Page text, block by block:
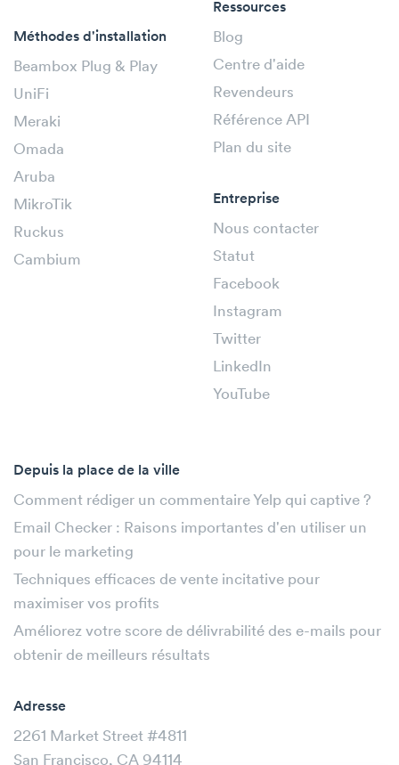
Méthodes d'installation
Beambox Plug & Play
UniFi
Meraki
Omada
Aruba
MikroTik
Ruckus
Cambium
Ressources
Blog
Centre d'aide
Revendeurs
Référence API
Plan du site
Entreprise
Nous contacter
Statut
Facebook
Instagram
Twitter
LinkedIn
YouTube
Depuis la place de la ville
Comment rédiger un commentaire Yelp qui captive ?
Email Checker : Raisons importantes d'en utiliser un
pour le marketing
Techniques efficaces de vente incitative pour
maximiser vos profits
Améliorez votre score de délivrabilité des e-mails pour
obtenir de meilleurs résultats
Adresse
2261 Market Street #4811
San Francisco, CA 94114